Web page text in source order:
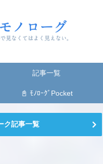
記事一覧
📓 ﾓﾉﾛｰｸﾞPocket
ク記事一覧